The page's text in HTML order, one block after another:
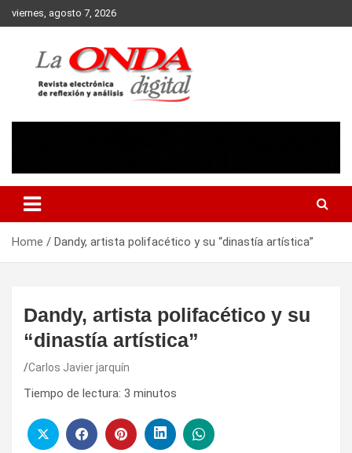
Skip
to
viernes, agosto 7, 2026
Home Dandy, artista polifacético y su “dinastía artística”
Dandy, artista polifacético y su
“dinastía artística”
Carlos Javier jarquín
Tiempo de lectura: 3 minutos